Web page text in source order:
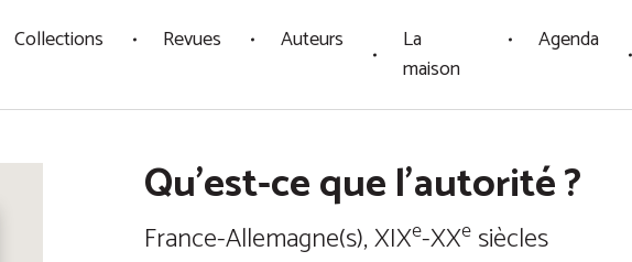
Collections Revues Auteurs
La
maison
Agenda
Qu'est-ce que l'autorité ?
France-Allemagne(s), XIXe-XXe siècles